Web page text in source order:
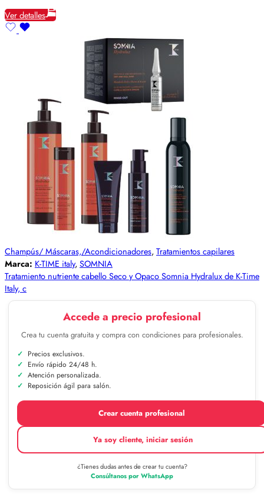
Ver detalles
Champús/ Máscaras,/Acondicionadores, Tratamientos capilares
Marca: K-TIME italy, SOMNIA
Tratamiento nutriente cabello Seco y Opaco Somnia Hydralux de K-Time
Italy, c
Accede a precio profesional
Crea tu cuenta gratuita y compra con condiciones para profesionales.
Precios exclusivos.
Envío rápido 24/48 h.
Atención personalizada.
Reposición ágil para salón.
Crear cuenta profesional
Ya soy cliente, iniciar sesión
¿Tienes dudas antes de crear tu cuenta?
Consúltanos por WhatsApp